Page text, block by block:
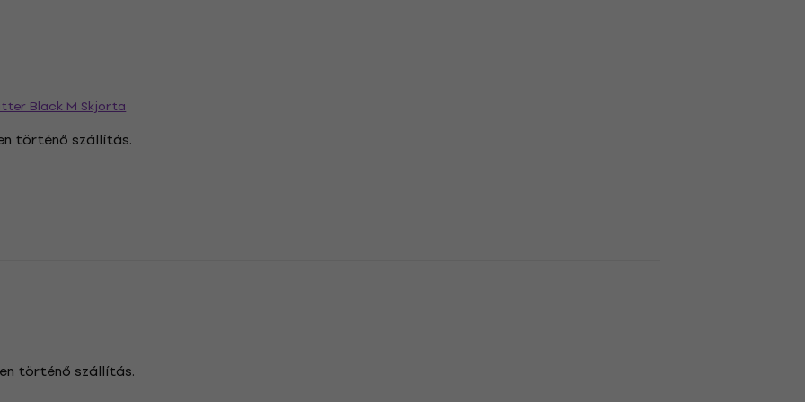
Black M Skjorta
történő szállítás.
történő szállítás.